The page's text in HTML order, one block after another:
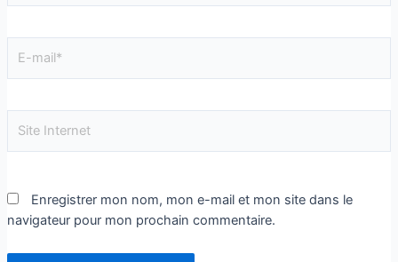
Enregistrer mon nom, mon e-mail et mon site dans le
navigateur pour mon prochain commentaire.